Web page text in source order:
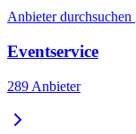
Anbieter durchsuchen
Eventservice
289 Anbieter